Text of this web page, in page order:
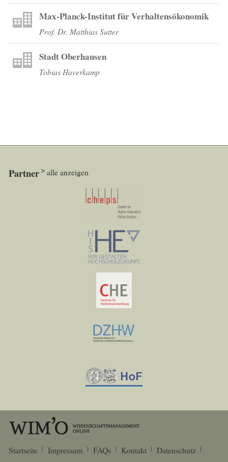
Max-Planck-Institut für Verhaltensökonomik
Prof. Dr. Matthias Sutter
Stadt Oberhausen
Tobias Haverkamp
Partner alle anzeigen
Startseite Impressum FAQs Kontakt Datenschutz